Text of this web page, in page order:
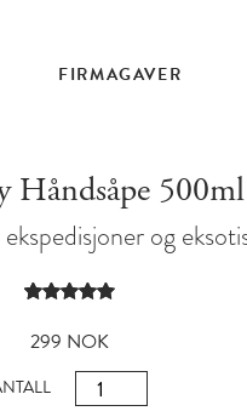
FIRMAGAVER
Håndsåpe 500ml
og
5.00av 5
basert på
kundevurdering
299 NOK
Slåtterøy